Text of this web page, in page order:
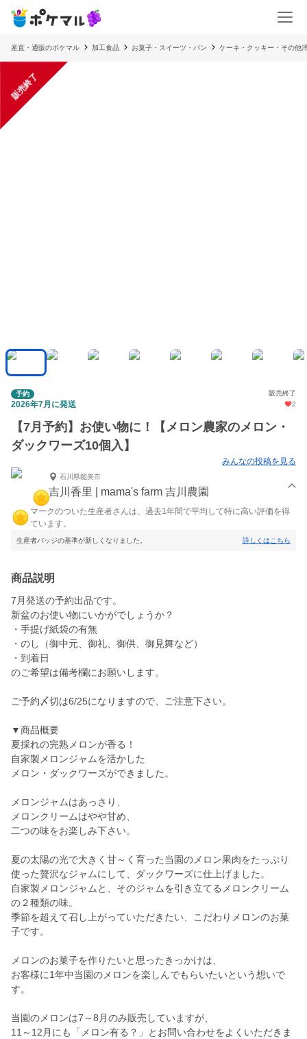
産直・通販のポケマル 加工食品 お菓子・スイーツ・パン ケーキ・クッキー・その他
販売終了
予約 販売終了
2026年7月に発送 2
【7月予約】お使い物に！【メロン農家のメロン・
ダックワーズ10個入】
みんなの投稿を見る
石川県能美市
吉川香里 | mama's farm 吉川農園
マークのついた生産者さんは、過去1年間で平均して特に高い評価を得
ています。
生産者バッジの基準が新しくなりました。 詳しくはこちら
商品説明
7月発送の予約出品です。
新盆のお使い物にいかがでしょうか？
・手提げ紙袋の有無
・のし（御中元、御礼、御供、御見舞など）
・到着日
のご希望は備考欄にお願いします。
ご予約〆切は6/25になりますので、ご注意下さい。
▼商品概要
夏採れの完熟メロンが香る！
自家製メロンジャムを活かした
メロン・ダックワーズができました。
メロンジャムはあっさり、
メロンクリームはやや甘め、
二つの味をお楽しみ下さい。
夏の太陽の光で大きく甘～く育った当園のメロン果肉をたっぷり
使った贅沢なジャムにして、ダックワーズに仕上げました。
自家製メロンジャムと、そのジャムを引き立てるメロンクリーム
の２種類の味。
季節を超えて召し上がっていただきたい、こだわりメロンのお菓
子です。
メロンのお菓子を作りたいと思ったきっかけは、
お客様に1年中当園のメロンを楽しんでもらいたいという想いで
す。
当園のメロンは7～8月のみ販売していますが、
11～12月にも「メロン有る？」とお問い合わせをよくいただきま